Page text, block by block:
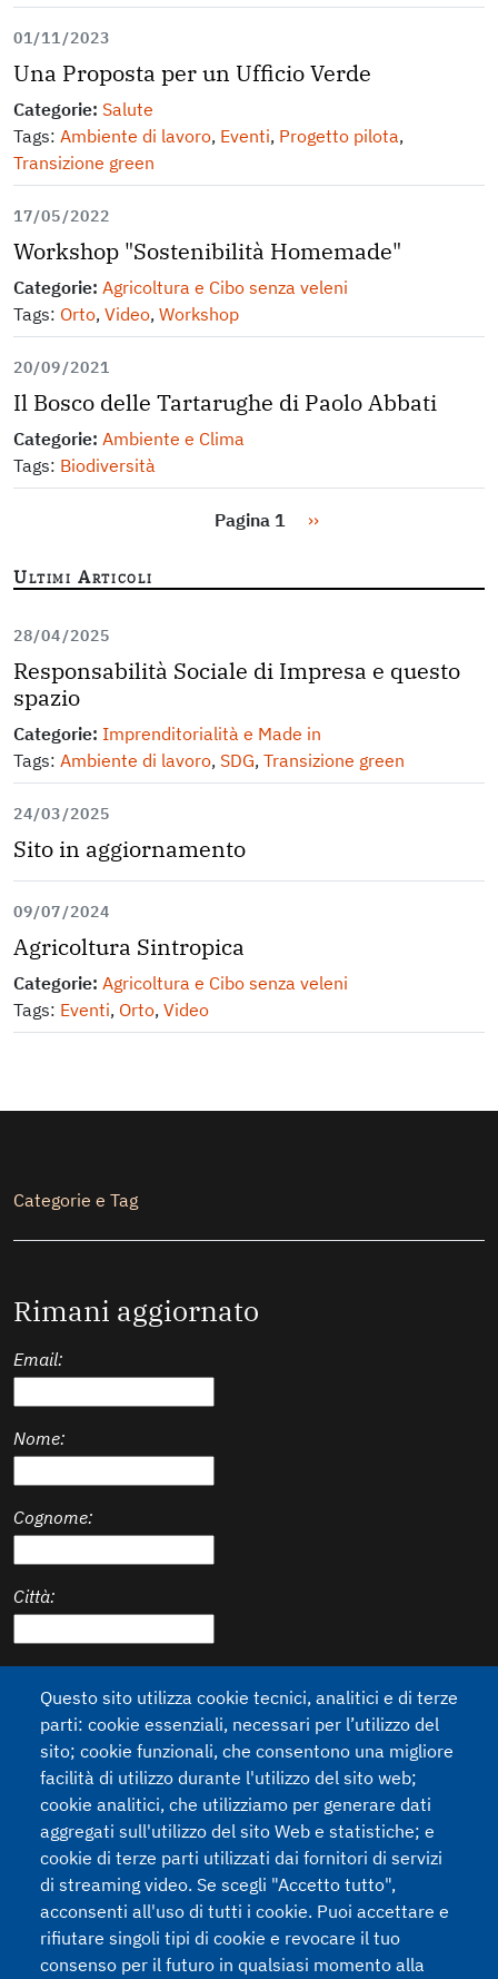
01/11/2023
Una Proposta per un Ufficio Verde
Categorie: Salute
Tags: Ambiente di lavoro, Eventi, Progetto pilota,
Transizione green
17/05/2022
Workshop "Sostenibilità Homemade"
Categorie: Agricoltura e Cibo senza veleni
Tags: Orto, Video, Workshop
20/09/2021
Il Bosco delle Tartarughe di Paolo Abbati
Categorie: Ambiente e Clima
Tags: Biodiversità
Pagina 1 Pagina successiva
››
Ultimi Articoli
28/04/2025
Responsabilità Sociale di Impresa e questo
spazio
Categorie: Imprenditorialità e Made in
Tags: Ambiente di lavoro, SDG, Transizione green
24/03/2025
Sito in aggiornamento
09/07/2024
Agricoltura Sintropica
Categorie: Agricoltura e Cibo senza veleni
Tags: Eventi, Orto, Video
Secondario
Categorie e Tag
Rimani aggiornato
Email:
Nome:
Cognome:
Città:
Trattamento Dati
Acconsento al Trattamento dei miei dati personali (Regulamento
2016/679 - GDPR e decreto legislativo n.196 of 30/6/2003).
nostra Privacy Policy
Questo sito utilizza cookie tecnici, analitici e di terze
parti: cookie essenziali, necessari per l’utilizzo del
sito; cookie funzionali, che consentono una migliore
facilità di utilizzo durante l'utilizzo del sito web;
cookie analitici, che utilizziamo per generare dati
aggregati sull'utilizzo del sito Web e statistiche; e
cookie di terze parti utilizzati dai fornitori di servizi
di streaming video. Se scegli "Accetto tutto",
acconsenti all'uso di tutti i cookie. Puoi accettare e
rifiutare singoli tipi di cookie e revocare il tuo
consenso per il futuro in qualsiasi momento alla